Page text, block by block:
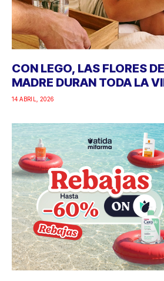
CON LEGO, LAS FLORES
MADRE DURAN TODA LA
14 ABRIL, 2026